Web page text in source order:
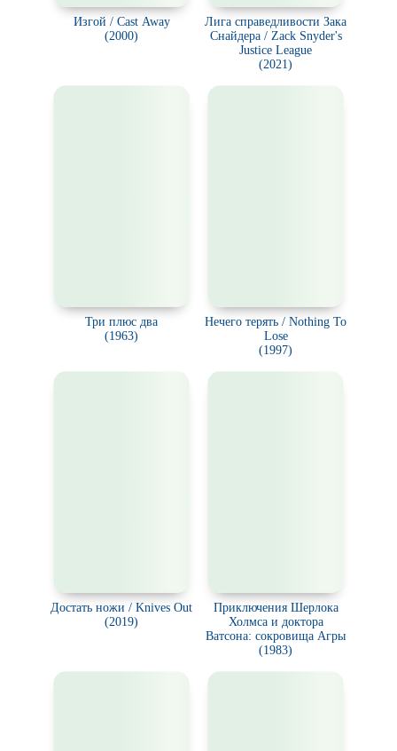
Изгой / Cast Away
(2000)
Лига справедливости Зака
Снайдера / Zack Snyder's
Justice League
(2021)
Три плюс два
(1963)
Нечего терять / Nothing To
Lose
(1997)
Достать ножи / Knives Out
(2019)
Приключения Шерлока
Холмса и доктора
Ватсона: сокровища Агры
(1983)